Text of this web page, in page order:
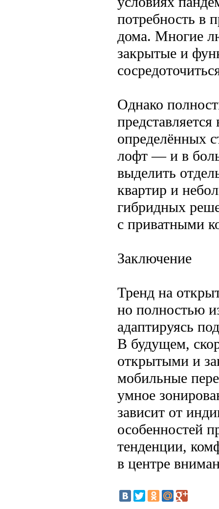
потребность в
дома. Многие
закрытые и
Однако
определённых
лофт — и в
выделить
квартир и
гибридных
с приватными
Заключение
Тренд на
но полностью
адаптируясь
В будущем,
открытыми и
мобильные
умное
зависит от
особенностей
тенденции,
в центре